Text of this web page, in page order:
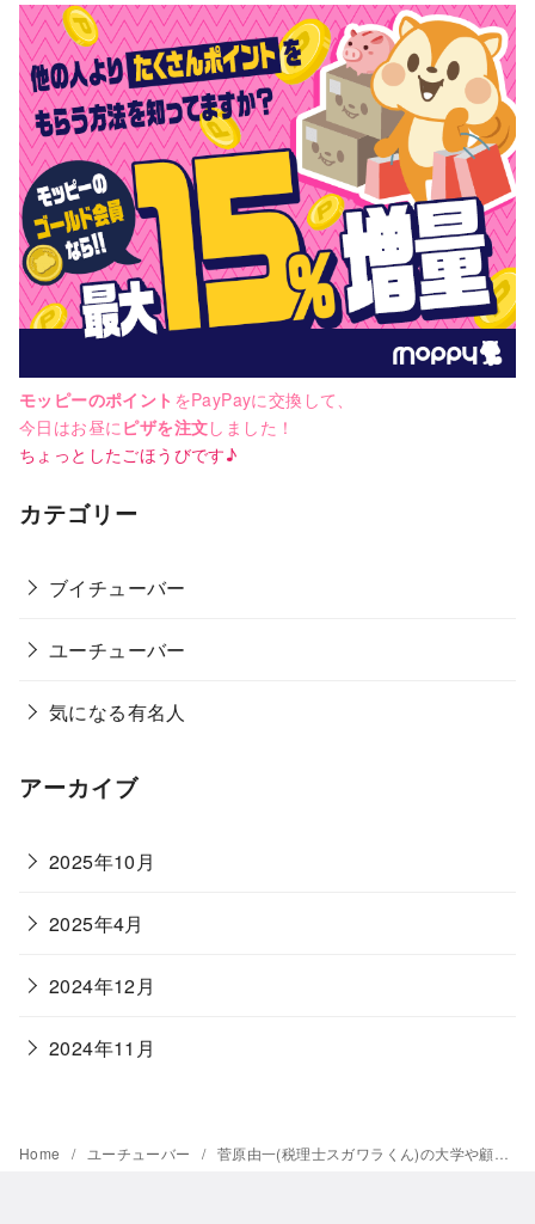
モッピーのポイント をPayPayに交換して、
今日はお昼にピザを注文しました！
ちょっとしたごほうびです♪
カテゴリー
ブイチューバー
ユーチューバー
気になる有名人
アーカイブ
2025年10月
2025年4月
2024年12月
2024年11月
Home ユーチューバー 菅原由一(税理士スガワラくん)の大学や顧問料・カツラ疑惑も調査！